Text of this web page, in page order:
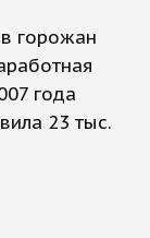
горожан
года
23 тыс.